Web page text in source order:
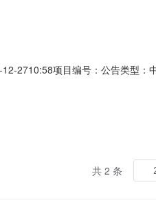
2710:58项目编号：公告类型：
西分行2020-2022年保安执勤服务
共 2 条